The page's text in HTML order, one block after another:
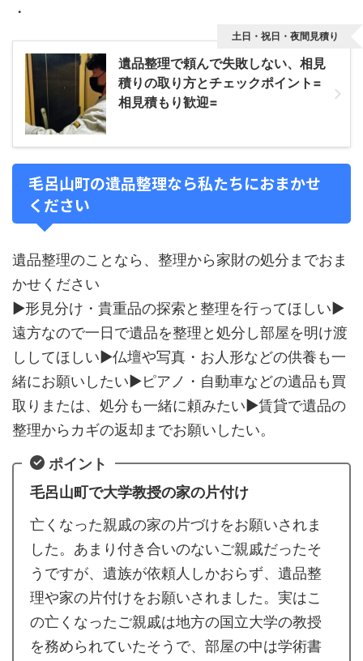
・
遺品整理で頼んで失敗しない、相見
積りの取り方とチェックポイント=
相見積もり歓迎=
土日・祝日・夜間見積り
毛呂山町の遺品整理なら私たちにおまかせ
ください
遺品整理のことなら、整理から家財の処分までおま
かせください
▶形見分け・貴重品の探索と整理を行ってほしい▶
遠方なので一日で遺品を整理と処分し部屋を明け渡
ししてほしい▶仏壇や写真・お人形などの供養も一
緒にお願いしたい▶ピアノ・自動車などの遺品も買
取りまたは、処分も一緒に頼みたい▶賃貸で遺品の
整理からカギの返却までお願いしたい。
ポイント
毛呂山町で大学教授の家の片付け
亡くなった親戚の家の片づけをお願いされま
した。あまり付き合いのないご親戚だったそ
うですが、遺族が依頼人しかおらず、遺品整
理や家の片付けをお願いされました。実はこ
の亡くなったご親戚は地方の国立大学の教授
を務められていたそうで、部屋の中は学術書